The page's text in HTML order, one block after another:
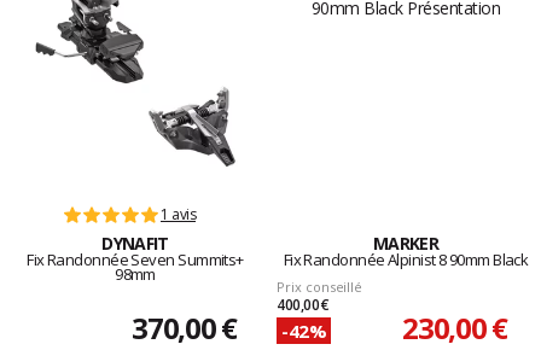
1 avis
DYNAFIT
Fix Randonnée Seven Summits+
98mm
370,00 €
MARKER
Fix Randonnée Alpinist 8 90mm Black
Prix conseillé
400,00 €
-42% 230,00 €